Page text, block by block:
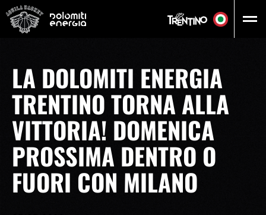
LA DOLOMITI ENERGIA
TRENTINO TORNA ALLA
VITTORIA! DOMENICA
PROSSIMA DENTRO O
FUORI CON MILANO